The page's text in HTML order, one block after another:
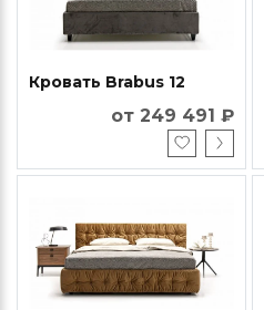
Кровать Brabus 12
от 249 491 ₽